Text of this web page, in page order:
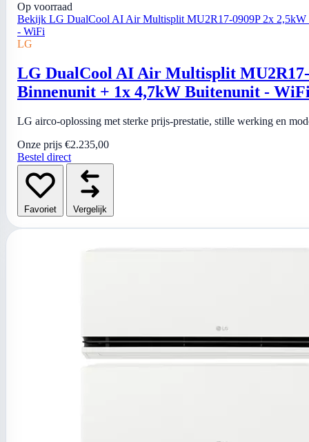
Op voorraad
Bekijk LG DualCool AI Air Multisplit MU2R17-0909P 2x
- WiFi
LG
LG DualCool AI Air Multisplit MU2R17-
Binnenunit + 1x 4,7kW Buitenunit -
LG airco-oplossing met sterke prijs-prestatie, stille werking en
Onze prijs €2.235,00
Bestel direct
Favoriet Vergelijk